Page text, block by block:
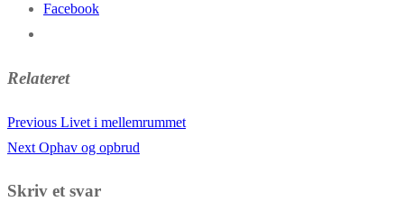
Facebook
Relateret
Indlægsnavigation
Previous Previous
post:
Livet i mellemrummet
Next Next
Ophav og opbrud
Skriv et svar